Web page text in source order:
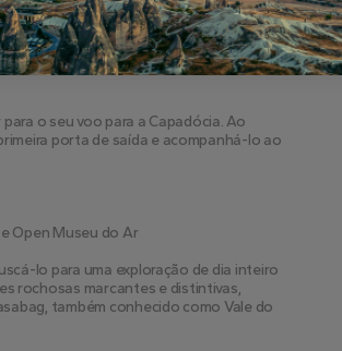
onde acredita-se que ela passou seus
para muitos visitantes.
do mundo antigo, situado nas
o seu voo para a Capadócia. Ao
porta de saída e acompanhá-lo ao
Open Museu do Ar
lo para uma exploração de dia inteiro
rochosas marcantes e distintivas,
também conhecido como Vale do